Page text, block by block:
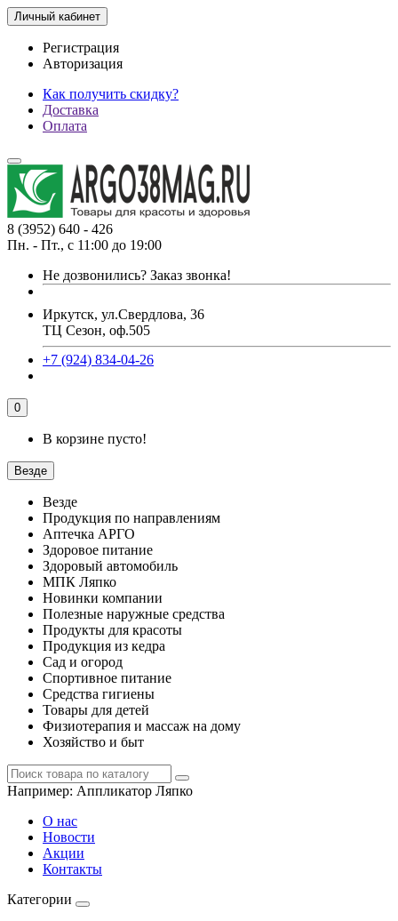
Личный кабинет
Регистрация
Авторизация
Как получить скидку?
Доставка
Оплата
8 (3952) 640 - 426
Пн. - Пт., с 11:00 до 19:00
Не дозвонились? Заказ звонка!
Иркутск, ул.Свердлова, 36
ТЦ Сезон, оф.505
+7 (924) 834-04-26
0
В корзине пусто!
Везде
Везде
Продукция по направлениям
Аптечка АРГО
Здоровое питание
Здоровый автомобиль
МПК Ляпко
Новинки компании
Полезные наружные средства
Продукты для красоты
Продукция из кедра
Сад и огород
Спортивное питание
Средства гигиены
Товары для детей
Физиотерапия и массаж на дому
Хозяйство и быт
Например: Аппликатор Ляпко
О нас
Новости
Акции
Контакты
Категории